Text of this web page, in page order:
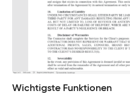
Wichtigste Funktionen